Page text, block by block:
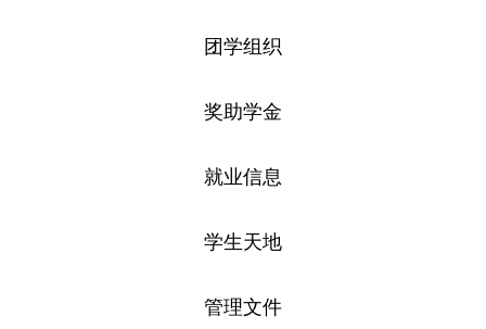
团学组织
奖助学金
就业信息
学生天地
管理文件